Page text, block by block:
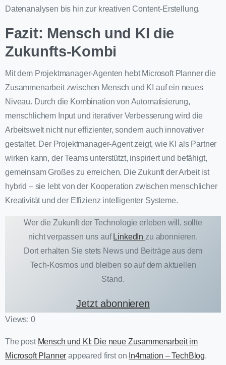
Datenanalysen bis hin zur kreativen Content-Erstellung.
Fazit: Mensch und KI die
Zukunfts-Kombi
Mit dem Projektmanager-Agenten hebt Microsoft Planner die
Zusammenarbeit zwischen Mensch und KI auf ein neues
Niveau. Durch die Kombination von Automatisierung,
menschlichem Input und iterativer Verbesserung wird die
Arbeitswelt nicht nur effizienter, sondern auch innovativer
gestaltet. Der Projektmanager-Agent zeigt, wie KI als Partner
wirken kann, der Teams unterstützt, inspiriert und befähigt,
gemeinsam Großes zu erreichen. Die Zukunft der Arbeit ist
hybrid – sie lebt von der Kooperation zwischen menschlicher
Kreativität und der Effizienz intelligenter Systeme.
Wer die Zukunft der Technologie erleben will, sollte
nicht verpassen uns auf LinkedIn zu abonnieren.
Dort erhalten Sie stets News und Beiträge aus dem
Tech-Kosmos und bleiben so auf dem aktuellen
Stand.
Jetzt abonnieren
Views: 0
The post Mensch und KI: Die neue Zusammenarbeit im
Microsoft Planner appeared first on In4mation – TechBlog.